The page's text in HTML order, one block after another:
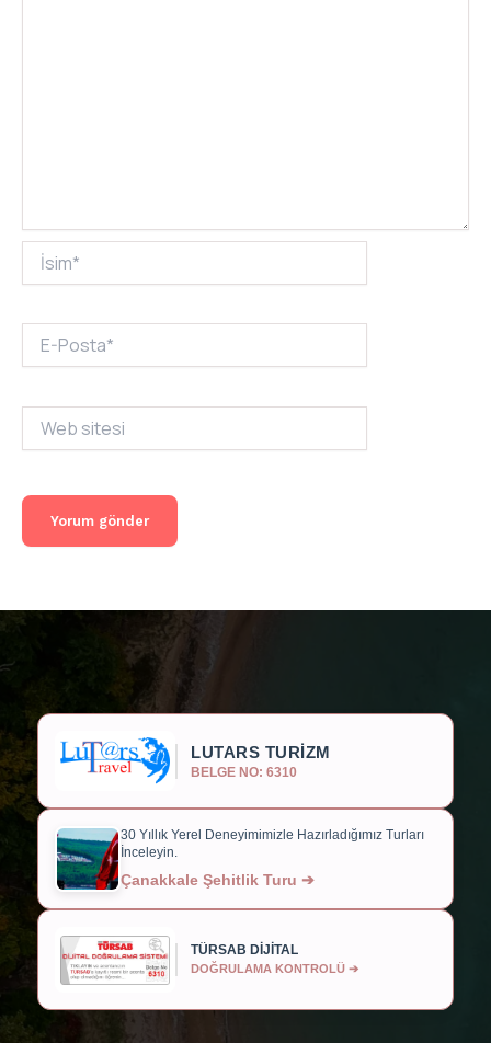
İsim*
Posta*
sitesi
LUTARS TURİZM
BELGE NO: 6310
30 Yıllık Yerel Deneyimimizle Hazırladığımız Turları
İnceleyin.
Çanakkale Şehitlik Turu ➔
TÜRSAB DİJİTAL
DOĞRULAMA KONTROLÜ ➔